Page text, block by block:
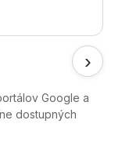
›
Google a
dostupných